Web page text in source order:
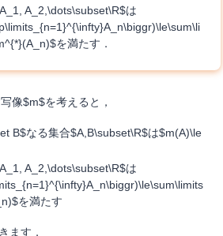
A_2,\dots\subset\R$は
を満たす．
像$m$を考えると，
B$なる集合$A,B\subset\R$は$m(A)\le
A_2,\dots\subset\R$は
を満たす
ます．